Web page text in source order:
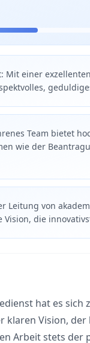
Mit einer
Team bietet
wie der
Leitung von
die
hat es
klaren Vision,
Arbeit stets der